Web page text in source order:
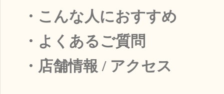
・こんな人におすすめ
・よくあるご質問
・店舗情報 /アクセス